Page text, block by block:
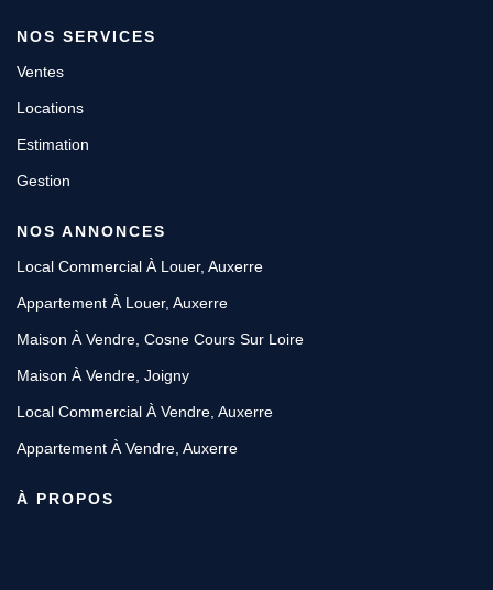
NOS SERVICES
Ventes
Locations
Estimation
Gestion
NOS ANNONCES
Local Commercial À Louer, Auxerre
Appartement À Louer, Auxerre
Maison À Vendre, Cosne Cours Sur Loire
Maison À Vendre, Joigny
Local Commercial À Vendre, Auxerre
Appartement À Vendre, Auxerre
À PROPOS